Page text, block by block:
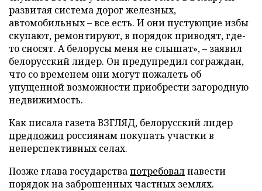
развитая система дорог железных,
автомобильных – все есть. И они пустующие избы
скупают, ремонтируют, в порядок приводят, где-
то сносят. А белорусы меня не слышат», – заявил
белорусский лидер. Он предупредил сограждан,
что со временем они могут пожалеть об
упущенной возможности приобрести загородную
недвижимость.
Как писала газета ВЗГЛЯД, белорусский лидер
предложилроссиянам покупать участки в
неперспективных селах.
Позже глава государствапотребовалнавести
порядок на заброшенных частных землях.